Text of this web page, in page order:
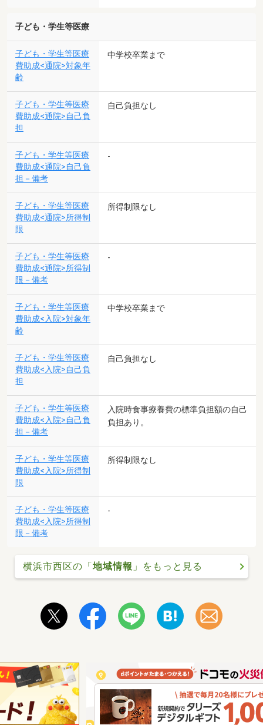
子ども・学生等医療
子ども・学生等医療
費助成<通院>対象年
齢
中学校卒業まで
子ども・学生等医療
費助成<通院>自己負
担
自己負担なし
子ども・学生等医療
費助成<通院>自己負
担－備考
-
子ども・学生等医療
費助成<通院>所得制
限
所得制限なし
子ども・学生等医療
費助成<通院>所得制
限－備考
-
子ども・学生等医療
費助成<入院>対象年
齢
中学校卒業まで
子ども・学生等医療
費助成<入院>自己負
担
自己負担なし
子ども・学生等医療
費助成<入院>自己負
担－備考
入院時食事療養費の標準負担額の自己
負担あり。
子ども・学生等医療
費助成<入院>所得制
限
所得制限なし
子ども・学生等医療
費助成<入院>所得制
限－備考
-
横浜市西区の「 地域情報 」をもっと見る